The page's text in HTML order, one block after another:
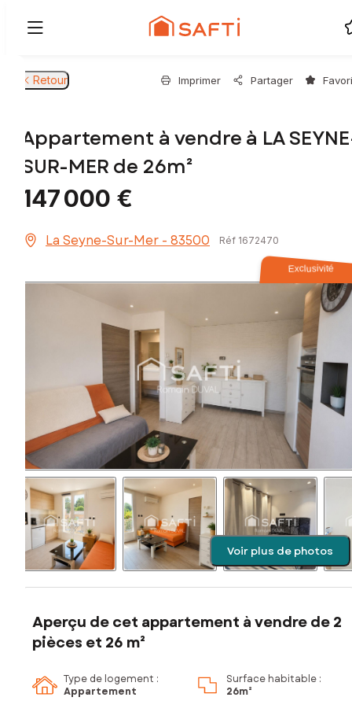
Retour Imprimer Partager
Appartement à vendre à LA
SUR-MER de 26m²
147 000 €
La Seyne-Sur-Mer - 83500 Réf 1672470
Exclusivité
Voir plus de photos
Aperçu de cet appartement à vendre de 2
pièces et 26 m²
Type de logement :
Appartement
Surface habitable :
26m²